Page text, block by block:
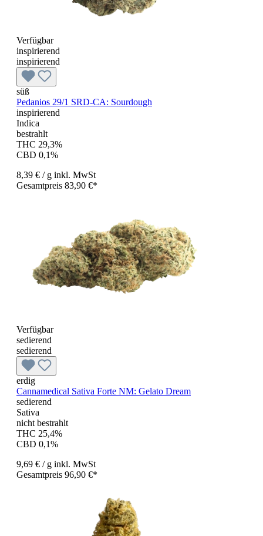
Verfügbar
inspirierend
inspirierend
süß
Pedanios 29/1 SRD-CA: Sourdough
inspirierend
Indica
bestrahlt
THC 29,3%
CBD 0,1%
8,39 € / g inkl. MwSt
Gesamtpreis 83,90 €*
Verfügbar
sedierend
sedierend
erdig
Cannamedical Sativa Forte NM: Gelato Dream
sedierend
Sativa
nicht bestrahlt
THC 25,4%
CBD 0,1%
9,69 € / g inkl. MwSt
Gesamtpreis 96,90 €*